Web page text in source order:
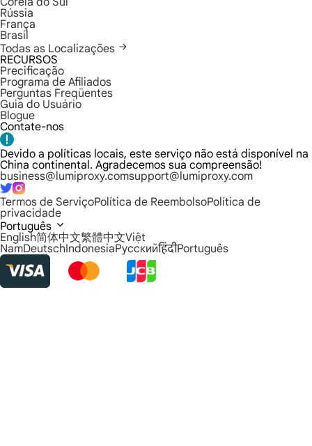
Rússia
França
Brasil
Todas as Localizações
RECURSOS
Precificação
Programa de Afiliados
Perguntas Freqüentes
Guia do Usuário
Blogue
Contate-nos
Devido a políticas locais, este serviço não está disponível na
China continental. Agradecemos sua compreensão!
business@lumiproxy.comsupport@lumiproxy.com
Termos de ServiçoPolítica de ReembolsoPolítica de
privacidade
Português
English简体中文繁體中文Việt
NamDeutschIndonesiaРусскийहिंदीPortuguês